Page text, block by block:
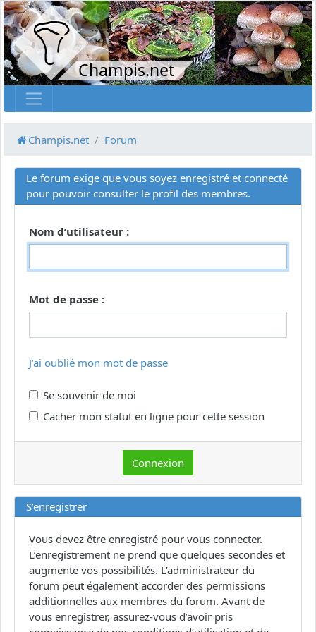
Champis.net
Champis.net Forum
Le forum exige que vous soyez enregistré et connecté
pour pouvoir consulter le profil des membres.
Nom d’utilisateur :
Mot de passe :
J’ai oublié mon mot de passe
Se souvenir de moi
Cacher mon statut en ligne pour cette session
S’enregistrer
Vous devez être enregistré pour vous connecter.
L’enregistrement ne prend que quelques secondes et
augmente vos possibilités. L’administrateur du
forum peut également accorder des permissions
additionnelles aux membres du forum. Avant de
vous enregistrer, assurez-vous d’avoir pris